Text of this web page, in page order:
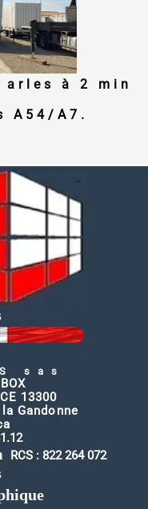
arles à 2 min
A54/A7.
sas
13300
Gandonne
RCS : 822 264 072